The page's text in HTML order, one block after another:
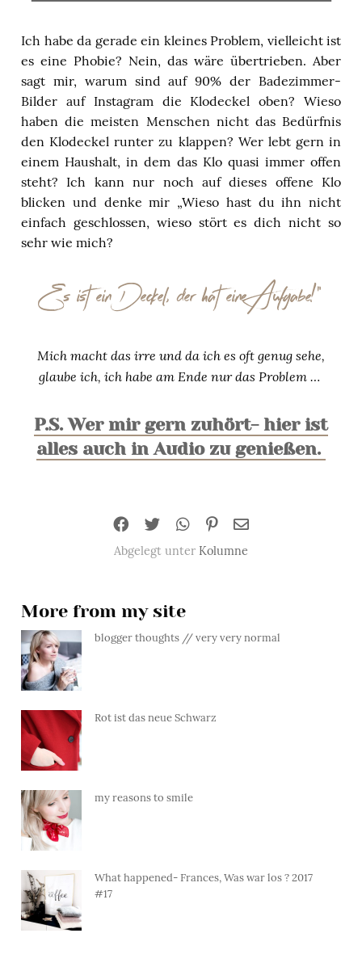
Ich habe da gerade ein kleines Problem, vielleicht ist
es eine Phobie? Nein, das wäre übertrieben. Aber
sagt mir, warum sind auf 90% der Badezimmer-
Bilder auf Instagram die Klodeckel oben? Wieso
haben die meisten Menschen nicht das Bedürfnis
den Klodeckel runter zu klappen? Wer lebt gern in
einem Haushalt, in dem das Klo quasi immer offen
steht? Ich kann nur noch auf dieses offene Klo
blicken und denke mir „Wieso hast du ihn nicht
einfach geschlossen, wieso stört es dich nicht so
sehr wie mich?
Es ist ein Deckel, der hat eine Aufgabe!“
Mich macht das irre und da ich es oft genug sehe,
glaube ich, ich habe am Ende nur das Problem …
P.S. Wer mir gern zuhört- hier ist
alles auch in Audio zu genießen.
Abgelegt unter Kolumne
More from my site
blogger thoughts // very very normal
Rot ist das neue Schwarz
my reasons to smile
What happened- Frances, Was war los ? 2017
#17